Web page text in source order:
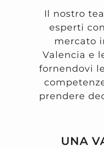
Il nostro
esperti
mercato
Valencia e
fornendovi
prendere
UNA